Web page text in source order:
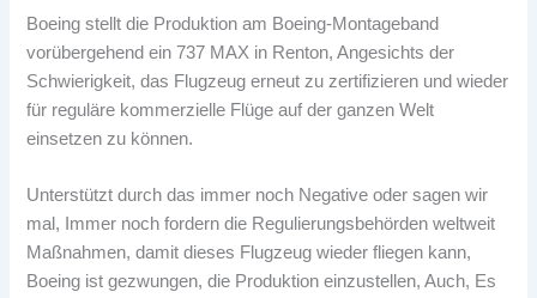
Boeing stellt die Produktion am Boeing-Montageband
vorübergehend ein 737 MAX in Renton, Angesichts der
Schwierigkeit, das Flugzeug erneut zu zertifizieren und wieder
für reguläre kommerzielle Flüge auf der ganzen Welt
einsetzen zu können.
Unterstützt durch das immer noch Negative oder sagen wir
mal, Immer noch fordern die Regulierungsbehörden weltweit
Maßnahmen, damit dieses Flugzeug wieder fliegen kann,
Boeing ist gezwungen, die Produktion einzustellen, Auch, Es